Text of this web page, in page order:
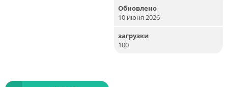
Обновлено
10 июня 2026
загрузки
100